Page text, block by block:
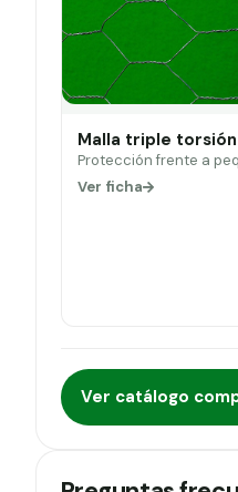
Malla triple torsión
Protección frente a
Ver ficha
Ver catálogo